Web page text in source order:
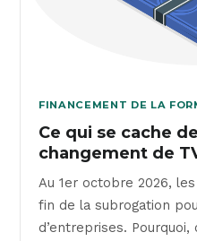
FINANCEMENT DE LA
Ce qui se cache
changement de
Au 1er octobre 2026,
fin de la subrogation
d’entreprises.